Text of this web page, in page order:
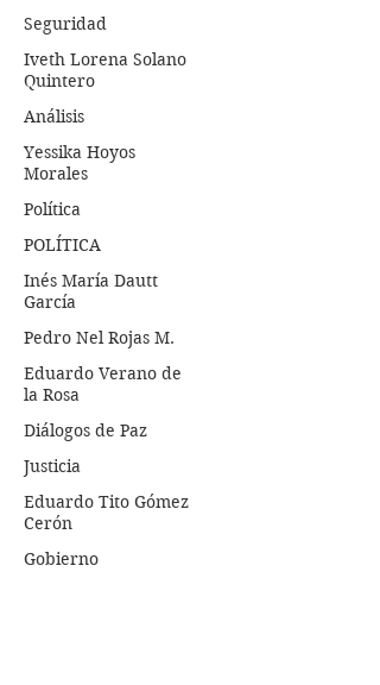
Seguridad
Iveth Lorena Solano
Quintero
Análisis
Yessika Hoyos
Morales
Política
POLÍTICA
Inés María Dautt
García
Pedro Nel Rojas M.
Eduardo Verano de
la Rosa
Diálogos de Paz
Justicia
Eduardo Tito Gómez
Cerón
Gobierno